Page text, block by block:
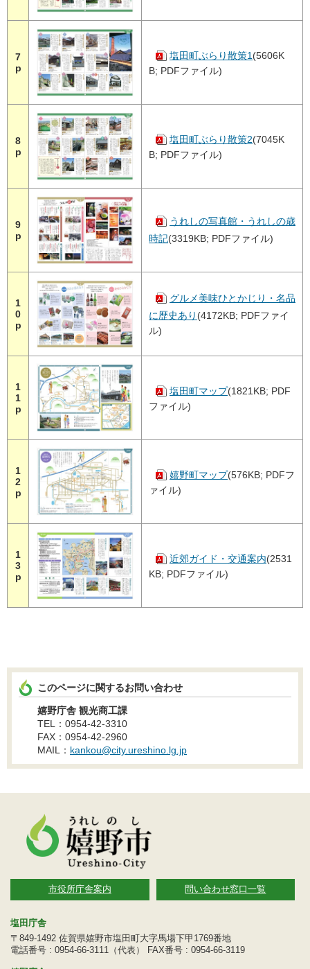
7
p
塩田町ぶらり散策1 (5606K
B; PDFファイル)
8
p
塩田町ぶらり散策2(7045K
B; PDFファイル)
9
p
うれしの写真館・うれしの歳
時記(3319KB; PDFファイル)
1
0
p
グルメ美味ひとかじり・名品
に歴史あり (4172KB; PDFファイ
ル)
1
1
p
塩田町マップ(1821KB; PDF
ファイル)
1
2
p
嬉野町マップ(576KB; PDFフ
ァイル)
1
3
p
近郊ガイド・交通案内(2531
KB; PDFファイル)
このページに関するお問い合わせ
嬉野庁舎 観光商工課
TEL：0954-42-3310
FAX：0954-42-2960
MAIL： kankou@city.ureshino.lg.jp
市役所庁舎案内 問い合わせ窓口一覧
塩田庁舎
〒849-1492 佐賀県嬉野市塩田町大字馬場下甲1769番地
電話番号 : 0954-66-3111（代表） FAX番号 : 0954-66-3119